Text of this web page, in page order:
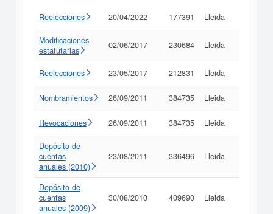
Reelecciones 20/04/2022 177391 Lleida
Modificaciones
estatutarias
02/06/2017 230684 Lleida
Reelecciones 23/05/2017 212831 Lleida
Nombramientos 26/09/2011 384735 Lleida
Revocaciones 26/09/2011 384735 Lleida
Depósito de
cuentas
anuales (2010)
23/08/2011 336496 Lleida
Depósito de
cuentas
anuales (2009)
30/08/2010 409690 Lleida